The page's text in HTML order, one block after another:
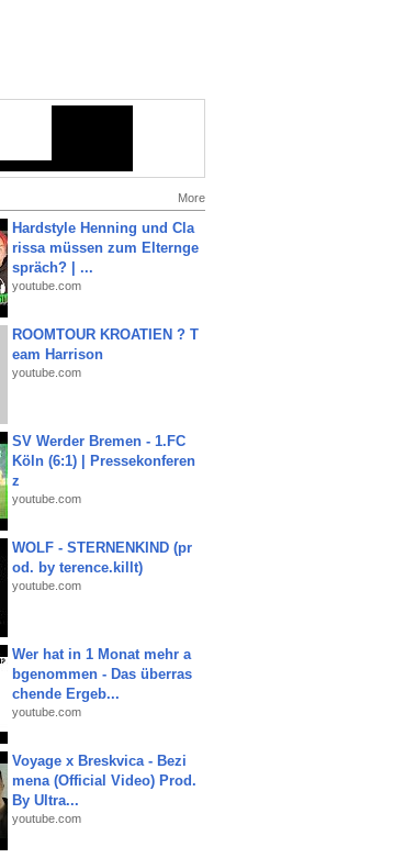
More
Hardstyle Henning und Cla
rissa müssen zum Elternge
spräch? | ...
youtube.com
ROOMTOUR KROATIEN ? T
eam Harrison
youtube.com
SV Werder Bremen - 1.FC
Köln (6:1) | Pressekonferen
z
youtube.com
WOLF - STERNENKIND (pr
od. by terence.killt)
youtube.com
Wer hat in 1 Monat mehr a
bgenommen - Das überras
chende Ergeb...
youtube.com
Voyage x Breskvica - Bezi
mena (Official Video) Prod.
By Ultra...
youtube.com